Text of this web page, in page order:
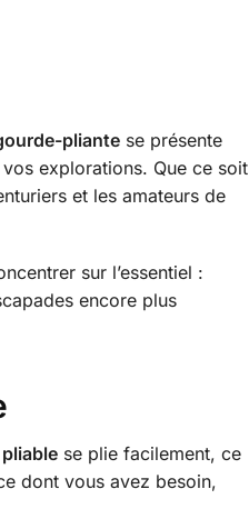
pliantese présente
explorations. Que ce soit
et les amateurs de
sur l’essentiel :
encore plus
se plie facilement, ce
dont vous avez besoin,